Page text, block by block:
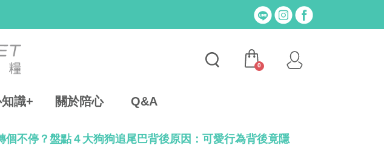
知識+ 關於陪心 Q&A
0
個不停？盤點４大狗狗追尾巴背後原因：可愛行為背後竟隱